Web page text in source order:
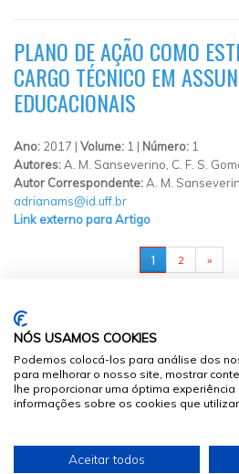
PLANO DE AÇÃO COMO
CARGO TÉCNICO EM
EDUCACIONAIS
Ano: 2017 | Volume: 1 | Número: 1
Autores:A. M. Sanseverino, C. F. S.
Autor Correspondente:A. M.
adrianams@id.uff.br
Link externo para Artigo
1 2 »
© 2026 Sumários.org
. Todos os
NÓS USAMOS COOKIES
Podemos colocá-los para análise dos
para melhorar o nosso site, mostrar
lhe proporcionar uma óptima experiência
informações sobre os cookies que
Aceitar todos